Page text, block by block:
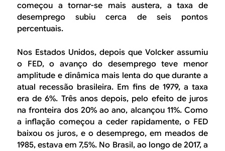
começou a tornar-se mais austera, a taxa de
desemprego subiu cerca de seis pontos
percentuais.
Nos Estados Unidos, depois que Volcker assumiu
o FED, o avanço do desemprego teve menor
amplitude e dinâmica mais lenta do que durante a
atual recessão brasileira. Em fins de 1979, a taxa
era de 6%. Três anos depois, pelo efeito de juros
na fronteira dos 20% ao ano, alcançou 11%. Como
a inflação começou a ceder rapidamente, o FED
baixou os juros, e o desemprego, em meados de
1985, estava em 7,5%. No Brasil, ao longo de 2017, a